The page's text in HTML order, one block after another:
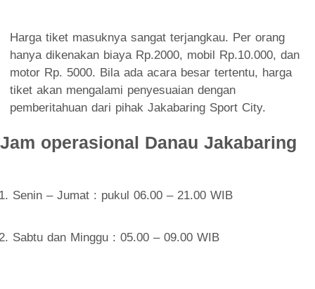
Harga tiket masuknya sangat terjangkau. Per orang
hanya dikenakan biaya Rp.2000, mobil Rp.10.000, dan
motor Rp. 5000. Bila ada acara besar tertentu, harga
tiket akan mengalami penyesuaian dengan
pemberitahuan dari pihak Jakabaring Sport City.
Jam operasional Danau Jakabaring
Senin – Jumat : pukul 06.00 – 21.00 WIB
Sabtu dan Minggu : 05.00 – 09.00 WIB